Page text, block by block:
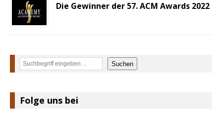
Die Gewinner der 57. ACM Awards 2022
Suchen Suchen
Folge uns bei